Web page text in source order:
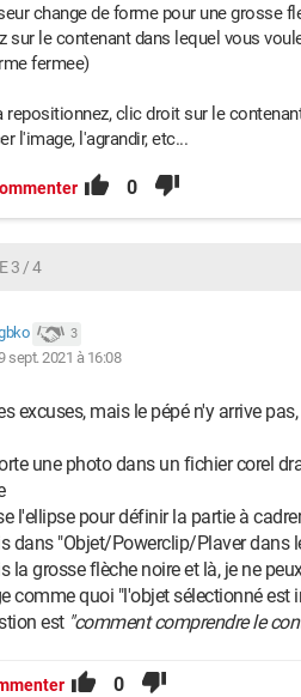
change de forme pour une grosse
sur le contenant dans lequel vous
fermee)
repositionnez, clic droit sur le
l'image, l'agrandir, etc...
0
3 / 4
3
sept. 2021 à 16:08
excuses, mais le pépé n'y arrive
une photo dans un fichier corel
l'ellipse pour définir la partie à cadrer
dans "Objet/Powerclip/Plaver dans
la grosse flèche noire et là, je ne
comme quoi "l'objet sélectionné est
est "comment comprendre le
0